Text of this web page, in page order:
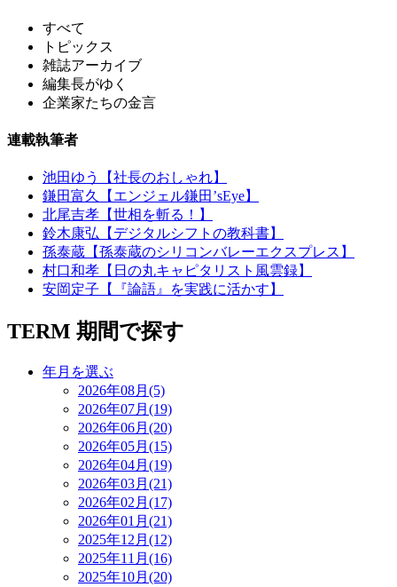
すべて
トピックス
雑誌アーカイブ
編集長がゆく
企業家たちの金言
連載執筆者
池田ゆう【社長のおしゃれ】
鎌田富久【エンジェル鎌田’sEye】
北尾吉孝【世相を斬る！】
鈴木康弘【デジタルシフトの教科書】
孫泰蔵【孫泰蔵のシリコンバレーエクスプレス】
村口和孝【日の丸キャピタリスト風雲録】
安岡定子【『論語』を実践に活かす】
TERM 期間で探す
年月を選ぶ
2026年08月(5)
2026年07月(19)
2026年06月(20)
2026年05月(15)
2026年04月(19)
2026年03月(21)
2026年02月(17)
2026年01月(21)
2025年12月(12)
2025年11月(16)
2025年10月(20)